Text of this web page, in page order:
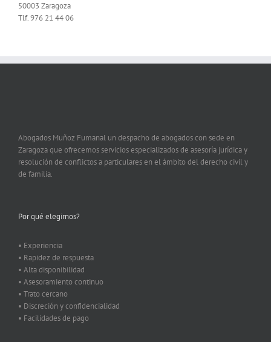
50003 Zaragoza
Tlf. 976 21 44 06
Abogados Muñoz Fumanal un despacho de abogados con sede en
Zaragoza que ofrecemos servicios especializados de asesoría jurídica y
resolución de conflictos a particulares en el ámbito del derecho civil y
de familia.
Por qué elegirnos?
• Experiencia
• Rapidez de respuesta
• Alta disponibilidad
• Asesoramiento continuo
• Trato cercano
• Discreción y confidencialidad
• Facilidades de pago